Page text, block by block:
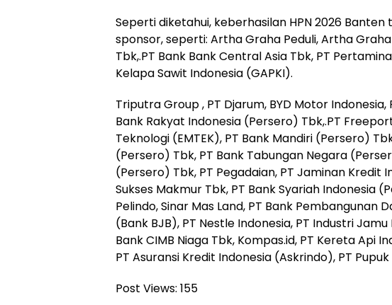
Seperti diketahui, keberhasilan HPN 2026
sponsor, seperti: Artha Graha Peduli, Artha
Tbk,.PT Bank Bank Central Asia Tbk, PT
Kelapa Sawit Indonesia (GAPKI).
Triputra Group , PT Djarum, BYD Motor Indonesia,
Bank Rakyat Indonesia (Persero) Tbk,.PT
Teknologi (EMTEK), PT Bank Mandiri (Persero)
(Persero) Tbk, PT Bank Tabungan Negara
(Persero) Tbk, PT Pegadaian, PT Jaminan Kredit
Sukses Makmur Tbk, PT Bank Syariah Indonesia
Pelindo, Sinar Mas Land, PT Bank Pembangunan
(Bank BJB), PT Nestle Indonesia, PT Industri
Bank CIMB Niaga Tbk, Kompas.id, PT Kereta Api
PT Asuransi Kredit Indonesia (Askrindo), PT
Post Views: 155